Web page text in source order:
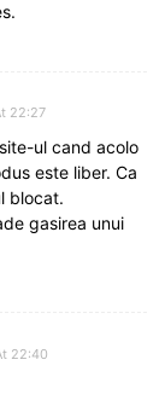
22:27
ul cand acolo
este liber. Ca
blocat.
gasirea unui
22:40